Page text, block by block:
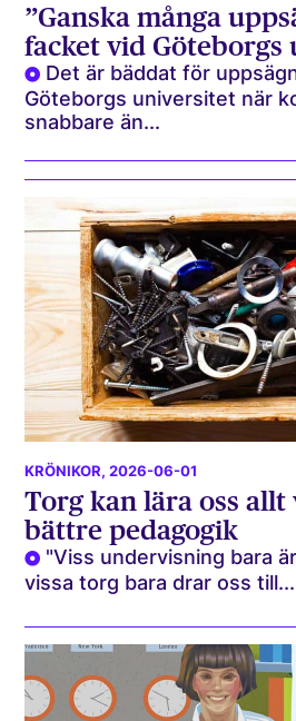
”Ganska många
facket vid
Det är bäddat för
Göteborgs universitet när
snabbare än...
KRÖNIKOR, 2026-06-01
Torg kan lära oss
bättre pedagogik
"Viss undervisning bara
vissa torg bara drar oss till...